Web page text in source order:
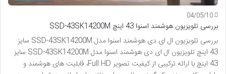
04/05/10
بررسی تلویزیون هوشمند اسنوا 43 اینچ SSD-43SK14200M
بررسی تلویزیون ال ای دی هوشمند اسنوا مدل SSD-43SK14200M سایز
43 اینچ تلویزیون ال ای دی هوشمند اسنوا مدل SSD-43SK14200M سایز
43 اینچ با ارائه ترکیبی از کیفیت تصویر Full HD، قابلیت های هوشمند و